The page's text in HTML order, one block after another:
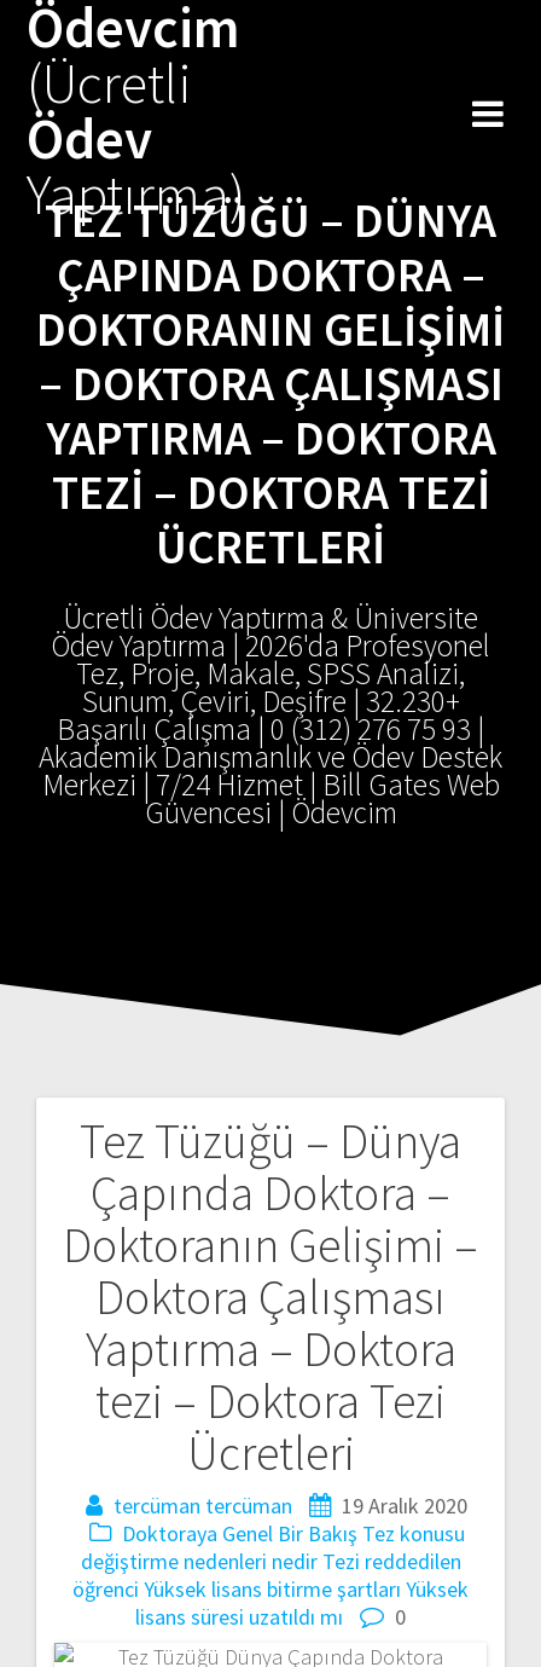
Ödevcim
(Ücretli
Ödev
Yaptırma)
TEZ TÜZÜĞÜ – DÜNYA
ÇAPINDA DOKTORA –
DOKTORANIN GELIŞIMI
– DOKTORA ÇALIŞMASI
YAPTIRMA – DOKTORA
TEZI – DOKTORA TEZI
ÜCRETLERI
Ücretli Ödev Yaptırma & Üniversite
Ödev Yaptırma | 2026'da Profesyonel
Tez, Proje, Makale, SPSS Analizi,
Sunum, Çeviri, Deşifre | 32.230+
Başarılı Çalışma | 0 (312) 276 75 93 |
Akademik Danışmanlık ve Ödev Destek
Merkezi | 7/24 Hizmet | Bill Gates Web
Güvencesi | Ödevcim
Tez Tüzüğü – Dünya
Çapında Doktora –
Doktoranın Gelişimi –
Doktora Çalışması
Yaptırma – Doktora
tezi – Doktora Tezi
Ücretleri
tercüman tercüman
19 Aralık 2020
Doktoraya Genel Bir Bakış Tez konusu
değiştirme nedenleri nedir Tezi reddedilen
öğrenci Yüksek lisans bitirme şartları Yüksek
lisans süresi uzatıldı mı
0
Yazı
gezinmesi